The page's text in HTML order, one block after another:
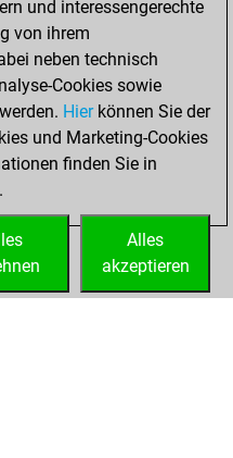
2021
Fritz
und interessengerechte
von ihrem
neben technisch
Cookies sowie
Hierkönnen Sie der
und Marketing-Cookies
finden Sie in
.
Alles
akzeptieren